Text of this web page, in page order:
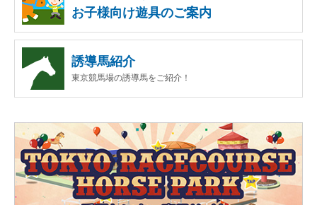
お子様向け遊具のご案内
誘導馬紹介
東京競馬場の誘導馬をご紹介！